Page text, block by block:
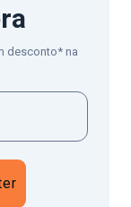
desconto* na